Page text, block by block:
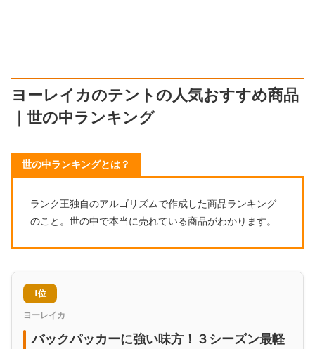
ヨーレイカのテントの人気おすすめ商品
｜世の中ランキング
世の中ランキングとは？
ランク王独自のアルゴリズムで作成した商品ランキング
のこと。世の中で本当に売れている商品がわかります。
1位
ヨーレイカ
バックパッカーに強い味方！３シーズン最軽